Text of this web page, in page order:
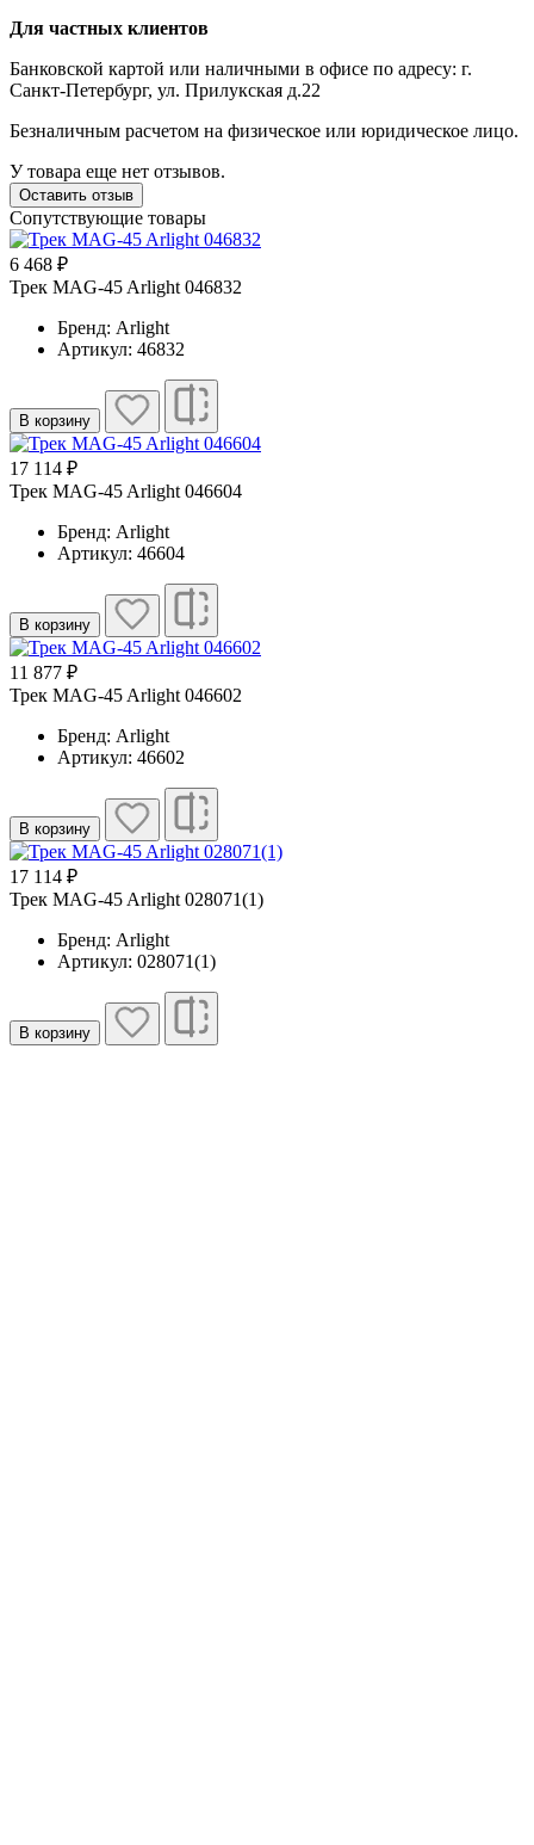
Для частных клиентов
Банковской картой или наличными в офисе по адресу: г.
Санкт-Петербург, ул. Прилукская д.22
Безналичным расчетом на физическое или юридическое лицо.
У товара еще нет отзывов.
Оставить отзыв
Сопутствующие товары
6 468 ₽
Трек MAG-45 Arlight 046832
Бренд: Arlight
Артикул: 46832
В корзину
17 114 ₽
Трек MAG-45 Arlight 046604
Бренд: Arlight
Артикул: 46604
В корзину
11 877 ₽
Трек MAG-45 Arlight 046602
Бренд: Arlight
Артикул: 46602
В корзину
17 114 ₽
Трек MAG-45 Arlight 028071(1)
Бренд: Arlight
Артикул: 028071(1)
В корзину